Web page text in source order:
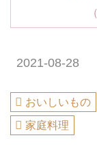
（
2021-08-28
おいしいもの
家庭料理